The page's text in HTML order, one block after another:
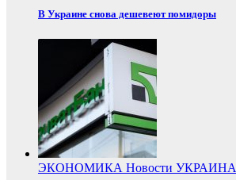
В Украине снова дешевеют помидоры
ЭКОНОМИКА Новости УКРАИНА